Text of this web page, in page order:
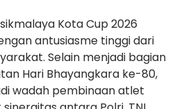
Kota Cup 2026
antusiasme tinggi dari
Selain menjadi bagian
Hari Bhayangkara ke-80,
wadah pembinaan atlet